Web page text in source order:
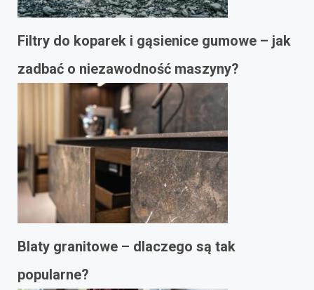
Filtry do koparek i gąsienice gumowe – jak
zadbać o niezawodność maszyny?
Blaty granitowe – dlaczego są tak
popularne?